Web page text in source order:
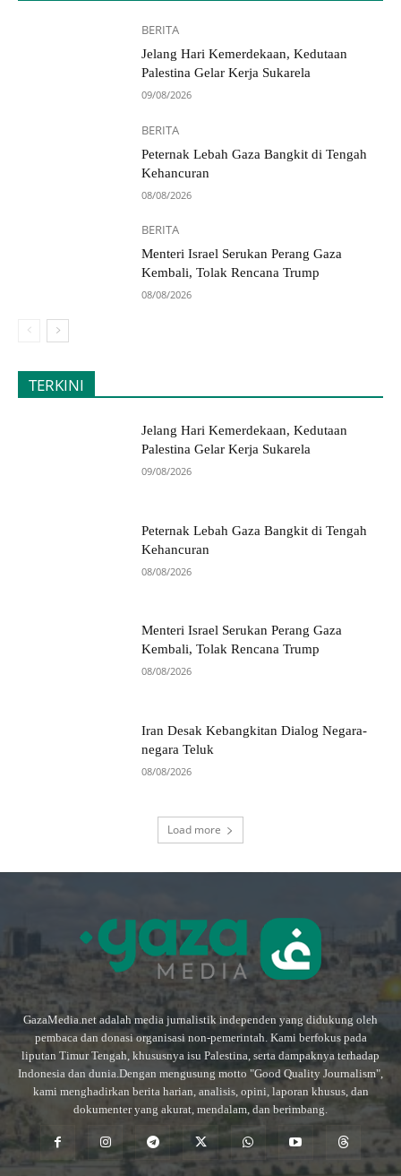
BERITA
Jelang Hari Kemerdekaan, Kedutaan
Palestina Gelar Kerja Sukarela
09/08/2026
BERITA
Peternak Lebah Gaza Bangkit di Tengah
Kehancuran
08/08/2026
BERITA
Menteri Israel Serukan Perang Gaza
Kembali, Tolak Rencana Trump
08/08/2026
TERKINI
Jelang Hari Kemerdekaan, Kedutaan
Palestina Gelar Kerja Sukarela
09/08/2026
Peternak Lebah Gaza Bangkit di Tengah
Kehancuran
08/08/2026
Menteri Israel Serukan Perang Gaza
Kembali, Tolak Rencana Trump
08/08/2026
Iran Desak Kebangkitan Dialog Negara-
negara Teluk
08/08/2026
Load more
GazaMedia.net adalah media jurnalistik independen yang didukung oleh
pembaca dan donasi organisasi non-pemerintah. Kami berfokus pada
liputan Timur Tengah, khususnya isu Palestina, serta dampaknya terhadap
Indonesia dan dunia.Dengan mengusung motto "Good Quality Journalism",
kami menghadirkan berita harian, analisis, opini, laporan khusus, dan
dokumenter yang akurat, mendalam, dan berimbang.